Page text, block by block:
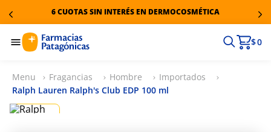
6 CUOTAS SIN INTERÉS EN DERMOCOSMÉTICA
$ 0
Fragancias Hombre
Importados
Ralph Lauren Ralph's Club EDP 100 ml